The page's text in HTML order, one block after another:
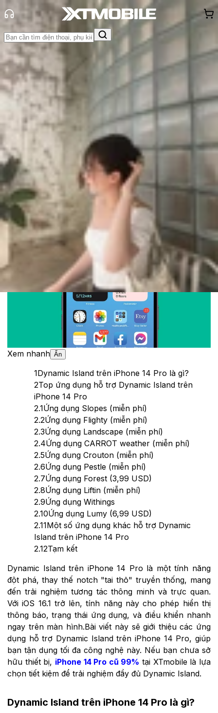
Trang chủ
Tin tức
App - Game
Tin Mới
Đánh Giá - Trên Tay
Khuyến
Thủ thuật Thông báoKhách
hàng - Sự kiện
Tổng hợp các ứng dụng hỗ trợ
Dynamic Island trên iPhone 14 Pro
Triệu Vy
Ngày đăng: 08/06/2023
Cập nhật:
27/05/2026
Theo dõi XTMobile trên
Xem nhanh Ẩn
1Dynamic Island trên iPhone 14 Pro là gì?
2Top ứng dụng hỗ trợ Dynamic Island trên
iPhone 14 Pro
2.1Ứng dụng Slopes (miễn phí)
2.2Ứng dụng Flighty (miễn phí)
2.3Ứng dụng Landscape (miễn phí)
2.4Ứng dụng CARROT weather (miễn phí)
2.5Ứng dụng Crouton (miễn phí)
2.6Ứng dụng Pestle (miễn phí)
2.7Ứng dụng Forest (3,99 USD)
2.8Ứng dụng Liftin (miễn phí)
2.9Ứng dụng Withings
2.10Ứng dụng Lumy (6,99 USD)
2.11Một số ứng dụng khác hỗ trợ Dynamic
Island trên iPhone 14 Pro
2.12Tạm kết
Dynamic Island trên iPhone 14 Pro là một tính năng
đột phá, thay thế notch "tai thỏ" truyền thống, mang
đến trải nghiệm tương tác thông minh và trực quan.
Với iOS 16.1 trở lên, tính năng này cho phép hiển thị
thông báo, trạng thái ứng dụng, và điều khiển nhanh
ngay trên màn hình.Bài viết này sẽ giới thiệu các ứng
dụng hỗ trợ Dynamic Island trên iPhone 14 Pro, giúp
bạn tận dụng tối đa công nghệ này. Nếu bạn chưa sở
hữu thiết bị, iPhone 14 Pro cũ 99% tại XTmobile là lựa
chọn tiết kiệm để trải nghiệm đầy đủ Dynamic Island.
Dynamic Island trên iPhone 14 Pro là gì?